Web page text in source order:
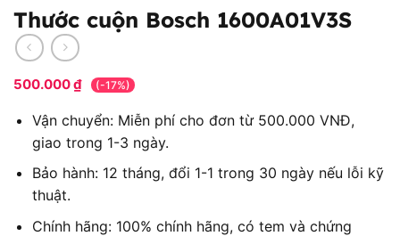
Thước cuộn Bosch 1600A01V3S
500.000₫ (-17%)
Vận chuyển: Miễn phí cho đơn từ 500.000 VNĐ,
giao trong 1-3 ngày.
Bảo hành: 12 tháng, đổi 1-1 trong 30 ngày nếu lỗi kỹ
thuật.
Chính hãng: 100% chính hãng, có tem và chứng